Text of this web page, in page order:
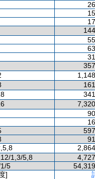
1,3/5,8
5
]